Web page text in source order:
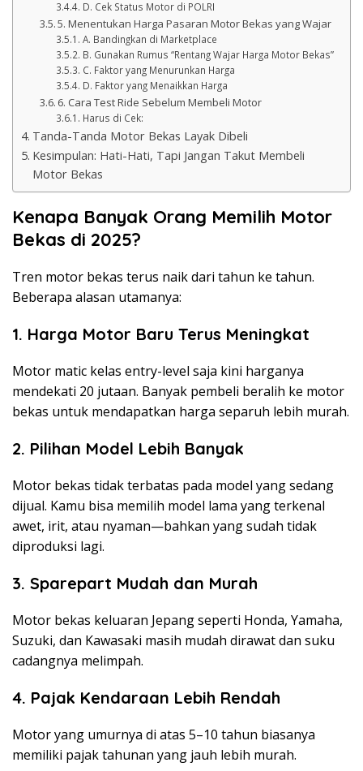
D. Cek Status Motor di POLRI
5. Menentukan Harga Pasaran Motor Bekas yang Wajar
A. Bandingkan di Marketplace
B. Gunakan Rumus “Rentang Wajar Harga Motor Bekas”
C. Faktor yang Menurunkan Harga
D. Faktor yang Menaikkan Harga
6. Cara Test Ride Sebelum Membeli Motor
Harus di Cek:
Tanda-Tanda Motor Bekas Layak Dibeli
Kesimpulan: Hati-Hati, Tapi Jangan Takut Membeli
Motor Bekas
Kenapa Banyak Orang Memilih Motor
Bekas di 2025?
Tren motor bekas terus naik dari tahun ke tahun.
Beberapa alasan utamanya:
1. Harga Motor Baru Terus Meningkat
Motor matic kelas entry-level saja kini harganya
mendekati 20 jutaan. Banyak pembeli beralih ke motor
bekas untuk mendapatkan harga separuh lebih murah.
2. Pilihan Model Lebih Banyak
Motor bekas tidak terbatas pada model yang sedang
dijual. Kamu bisa memilih model lama yang terkenal
awet, irit, atau nyaman—bahkan yang sudah tidak
diproduksi lagi.
3. Sparepart Mudah dan Murah
Motor bekas keluaran Jepang seperti Honda, Yamaha,
Suzuki, dan Kawasaki masih mudah dirawat dan suku
cadangnya melimpah.
4. Pajak Kendaraan Lebih Rendah
Motor yang umurnya di atas 5–10 tahun biasanya
memiliki pajak tahunan yang jauh lebih murah.